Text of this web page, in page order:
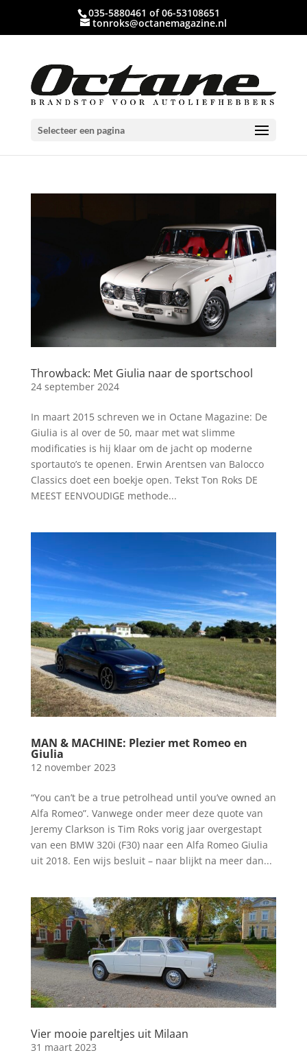
035-5880461 of 06-53108651
tonroks@octanemagazine.nl
Selecteer een pagina
Throwback: Met Giulia naar de sportschool
24 september 2024
In maart 2015 schreven we in Octane Magazine: De
Giulia is al over de 50, maar met wat slimme
modificaties is hij klaar om de jacht op moderne
sportauto’s te openen. Erwin Arentsen van Balocco
Classics doet een boekje open. Tekst Ton Roks DE
MEEST EENVOUDIGE methode...
MAN & MACHINE: Plezier met Romeo en
Giulia
12 november 2023
“You can’t be a true petrolhead until you’ve owned an
Alfa Romeo”. Vanwege onder meer deze quote van
Jeremy Clarkson is Tim Roks vorig jaar overgestapt
van een BMW 320i (F30) naar een Alfa Romeo Giulia
uit 2018. Een wijs besluit – naar blijkt na meer dan...
Vier mooie pareltjes uit Milaan
31 maart 2023